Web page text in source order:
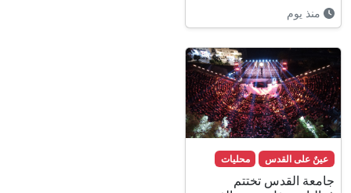
منذ يوم
عينٌ على القدس محليات
جامعة القدس تختتم